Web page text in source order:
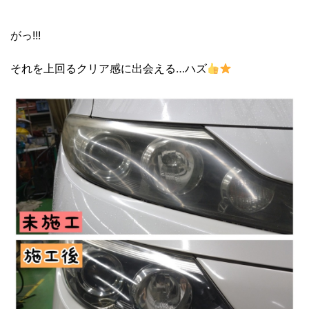
がっ!!!
それを上回るクリア感に出会える…ハズ